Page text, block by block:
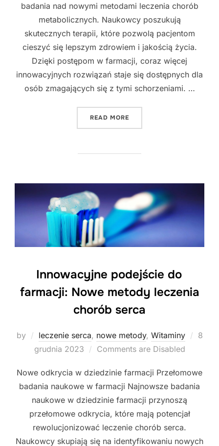
badania nad nowymi metodami leczenia chorób
metabolicznych. Naukowcy poszukują
skutecznych terapii, które pozwolą pacjentom
cieszyć się lepszym zdrowiem i jakością życia.
Dzięki postępom w farmacji, coraz więcej
innowacyjnych rozwiązań staje się dostępnych dla
osób zmagających się z tymi schorzeniami. …
READ MORE
Innowacyjne podejście do
farmacji: Nowe metody leczenia
chorób serca
by leczenie serca, nowe metody, Witaminy
8
grudnia 2023
Comments are Disabled
Nowe odkrycia w dziedzinie farmacji Przełomowe
badania naukowe w farmacji Najnowsze badania
naukowe w dziedzinie farmacji przynoszą
przełomowe odkrycia, które mają potencjał
rewolucjonizować leczenie chorób serca.
Naukowcy skupiają się na identyfikowaniu nowych